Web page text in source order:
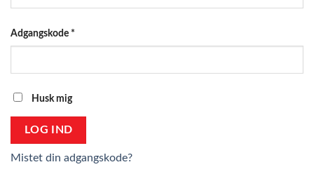
Adgangskode *
Husk mig
LOG IND
Mistet din adgangskode?